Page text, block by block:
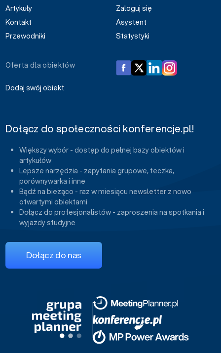
Artykuły
Kontakt
Przewodniki
Zaloguj się
Asystent
Statystyki
Oferta dla obiektów
Dodaj swój obiekt
Dołącz do społeczności konferencje.pl!
Większy wybór - dostęp do pełnej bazy obiektów i
artykułów
Lepsze narzędzia - zapytania grupowe, teczka,
porównywarka i inne
Bądź na bieżąco - raz w miesiącu newsletter z nowo
otwartymi obiektami
Dołącz do profesjonalistów - zaproszenia na spotkania i
wyjazdy studyjne
Dołącz do nas